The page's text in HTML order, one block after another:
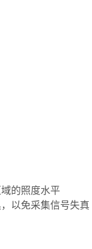
的照度水平
以免采集信号失真